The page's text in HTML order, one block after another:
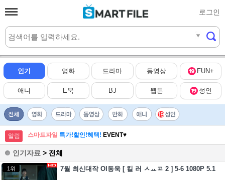
로그인
실시간HOT
인기 영화 드라마 동영상 FUN+
애니 E북 BJ 웹툰 성인
알림 스마트파일 특가!할인!혜택! EVENT♥
인기자료 > 전체
1위 7월 최신대작 Ol동욱 [ 킬 러 ㅅㅛㅍ 2 ] 5-6 1080P 5.1